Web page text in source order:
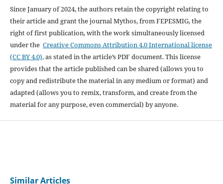
Since January of 2024, the authors retain the copyright relating to
their article and grant the journal Mythos, from FEPESMIG, the
right of first publication, with the work simultaneously licensed
under the Creative Commons Attribution 4.0 International license
(CC BY 4.0),as stated in the article’s PDF document. This license
provides that the article published can be shared (allows you to
copy and redistribute the material in any medium or format) and
adapted (allows you to remix, transform, and create from the
material for any purpose, even commercial) by anyone.
Similar Articles